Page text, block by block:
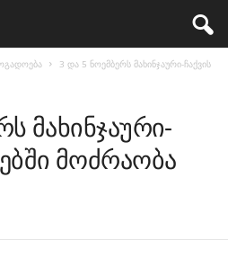
3 და 5 ნოემბერს მახინჯაური-ჩაქვის
მახინჯაური-
მოძრაობა